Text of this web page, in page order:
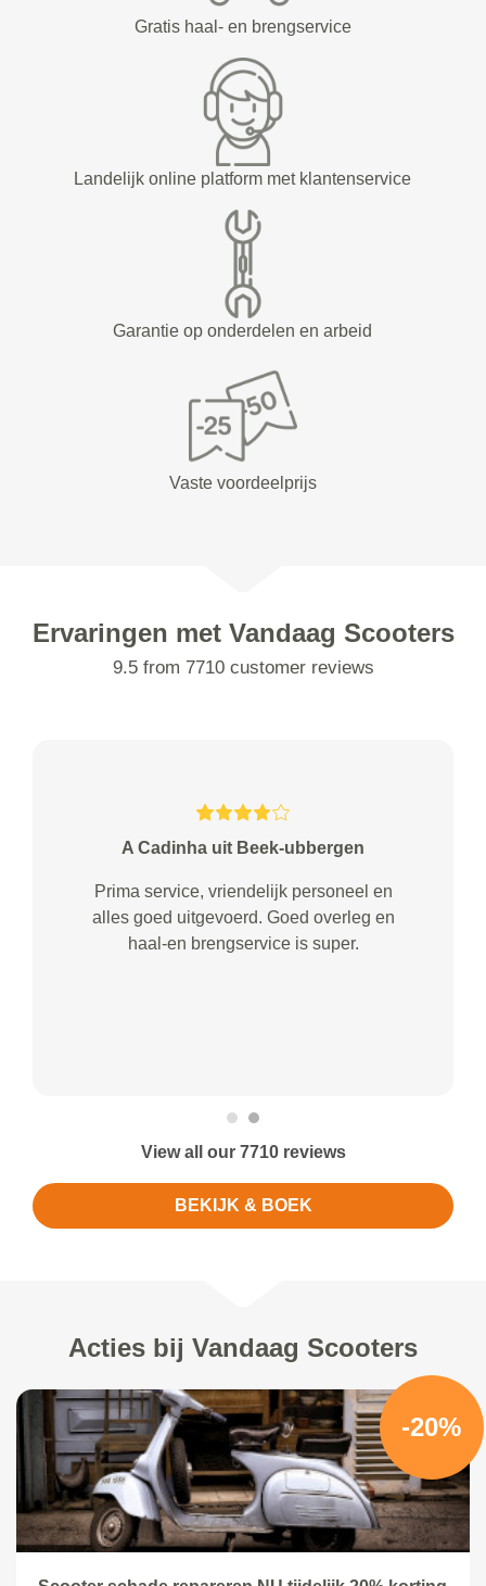
Gratis haal- en brengservice
Landelijk online platform met klantenservice
Garantie op onderdelen en arbeid
Vaste voordeelprijs
Ervaringen met Vandaag Scooters
9.5 from 7710 customer reviews
A Cadinha uit Beek-ubbergen
Prima service, vriendelijk personeel en
alles goed uitgevoerd. Goed overleg en
haal-en brengservice is super.
View all our 7710 reviews
BEKIJK & BOEK
Acties bij Vandaag Scooters
-20%